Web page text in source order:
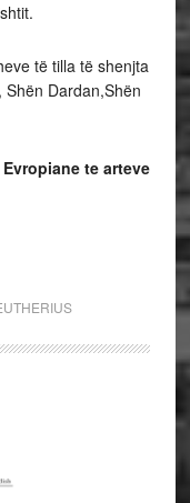
të tilla të shenjta
Dardan,Shën
te arteve